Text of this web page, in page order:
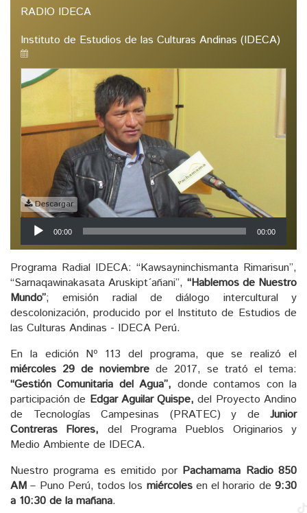
RADIO IDECA
Instituto de Estudios de las Culturas Andinas (IDECA)
Descargar
Reproductor
de
audio
00:00 00:00
Programa Radial IDECA: “Kawsayninchismanta Rimarisun”,
“Sarnaqawinakasata Aruskipt´añani”, “Hablemos de Nuestro
Mundo”; emisión radial de diálogo intercultural y
descolonización, producido por el Instituto de Estudios de
las Culturas Andinas - IDECA Perú.
En la edición Nº 113 del programa, que se realizó el
miércoles 29 de noviembre de 2017, se trató el tema:
“Gestión Comunitaria del Agua”, donde contamos con la
participación de Edgar Aguilar Quispe, del Proyecto Andino
de Tecnologías Campesinas (PRATEC) y de Junior
Contreras Flores, del Programa Pueblos Originarios y
Medio Ambiente de IDECA.
Nuestro programa es emitido por Pachamama Radio 850
AM – Puno Perú, todos los miércolesen el horario de9:30
a 10:30 de la mañana.